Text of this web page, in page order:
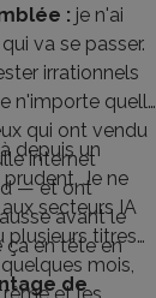
: je n'ai
va se passer.
irrationnels
n'importe quelle
qui ont vendu
internet
— et ont
avant le
ça en tête en
depuis un
Je ne
secteurs IA
titres
mois,
de